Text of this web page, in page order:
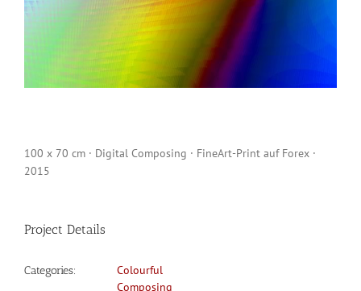
100 x 70 cm · Digital Composing · FineArt-Print auf Forex ·
2015
Project Details
Categories:
Colourful
Composing